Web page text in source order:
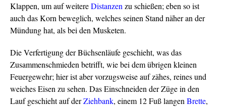
Klappen, um auf weitereDistanzen zu schießen; eben so ist
auch das Korn beweglich, welches seinen Stand näher an der
Mündung hat, als bei den Musketen.
Die Verfertigung der Büchsenläufe geschieht, was das
Zusammenschmieden betrifft, wie bei dem übrigen kleinen
Feuergewehr; hier ist aber vorzugsweise auf zähes, reines und
weiches Eisen zu sehen. Das Einschneiden der Züge in den
Lauf geschieht auf derZiehbank, einem 12 Fuß langen Brette,